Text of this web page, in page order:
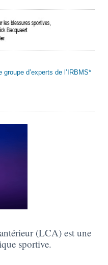
groupe d’experts de l’IRBMS*
(LCA) est une
sportive.